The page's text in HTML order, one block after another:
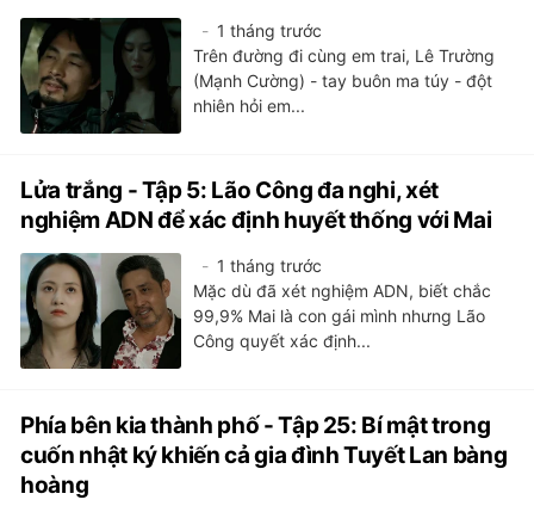
1 tháng trước
Trên đường đi cùng em trai, Lê Trường
(Mạnh Cường) - tay buôn ma túy - đột
nhiên hỏi em...
Lửa trắng - Tập 5: Lão Công đa nghi, xét
nghiệm ADN để xác định huyết thống với Mai
1 tháng trước
Mặc dù đã xét nghiệm ADN, biết chắc
99,9% Mai là con gái mình nhưng Lão
Công quyết xác định...
Phía bên kia thành phố - Tập 25: Bí mật trong
cuốn nhật ký khiến cả gia đình Tuyết Lan bàng
hoàng